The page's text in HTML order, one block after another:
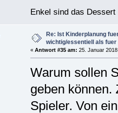
Enkel sind das
Re: Ist Kinderplanung
wichtig/essentiell als fuer
« Antwort #35 am: 25. Januar
Warum sollen
geben können.
Spieler. Von